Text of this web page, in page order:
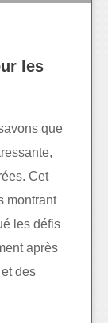
les
que
Cet
montrant
les défis
après
des